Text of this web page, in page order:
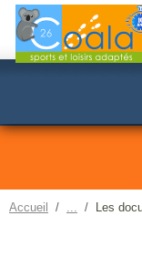
Accueil Les
Panneau de gestion